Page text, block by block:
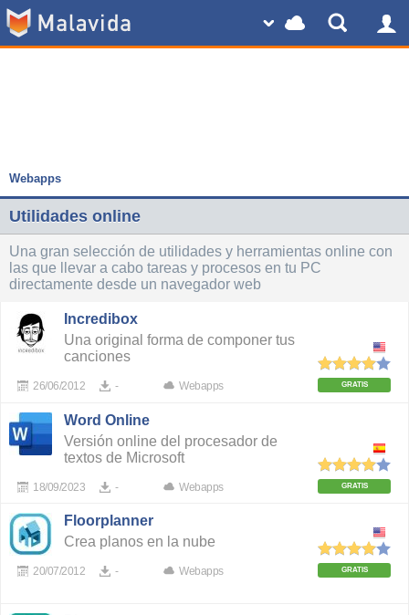
Webapps
Utilidades online
Una gran selección de utilidades y herramientas online con
las que llevar a cabo tareas y procesos en tu PC
directamente desde un navegador web
Incredibox
Una original forma de componer tus
canciones
GRATIS
-
26/06/2012 Webapps
Word Online
Versión online del procesador de
textos de Microsoft
GRATIS
-
18/09/2023 Webapps
Floorplanner
Crea planos en la nube
GRATIS
-
20/07/2012 Webapps